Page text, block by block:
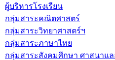
ผู้บริหารโรงเรียน
กลุ่มสาระคณิตศาสตร์
กลุ่มสาระวิทยาศาสตร์ฯ
กลุ่มสาระภาษาไทย
กลุ่มสาระสังคมศึกษา ศาสนาแ